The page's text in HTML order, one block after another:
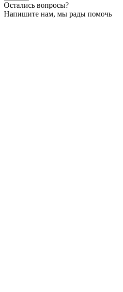
Остались вопросы?
Напишите нам, мы рады помочь